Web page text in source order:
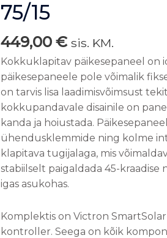
75/15
449,00€ sis. KM.
Kokkuklapitav päikesepaneel on
päikesepaneele pole võimalik
on tarvis lisa laadimisvõimsust
kokkupandavale disainile on
kanda ja hoiustada.
ühendusklemmide ning kolme
klapitava tugijalaga, mis
stabiilselt paigaldada 45-kraadise
igas asukohas.
Komplektis on Victron SmartSolar
kontroller. Seega on kõik
kogus